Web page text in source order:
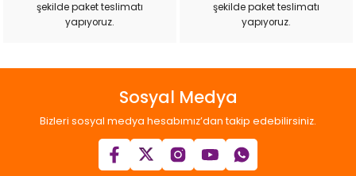
şekilde paket teslimatı
yapıyoruz.
şekilde paket teslimatı
yapıyoruz.
Sosyal Medya
Bizleri sosyal medya hesabımız’dan takip edebilirsiniz.